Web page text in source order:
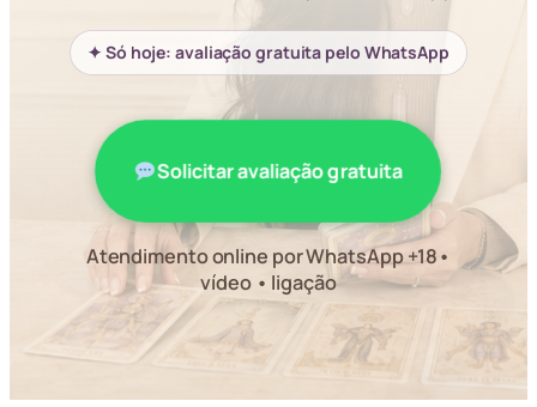
✦ Só hoje: avaliação gratuita pelo WhatsApp
Solicitar avaliação gratuita
Atendimento online por WhatsApp +18•
vídeo • ligação